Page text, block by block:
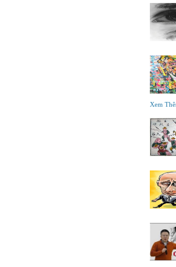
Xem